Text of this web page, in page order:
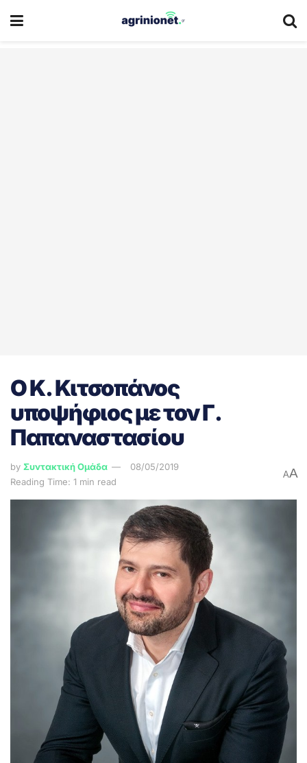
Ο Κ. Κιτσοπάνος
υποψήφιος με τον Γ.
Παπαναστασίου
by Συντακτική Ομάδα
08/05/2019
Reading Time: 1 min read
AA